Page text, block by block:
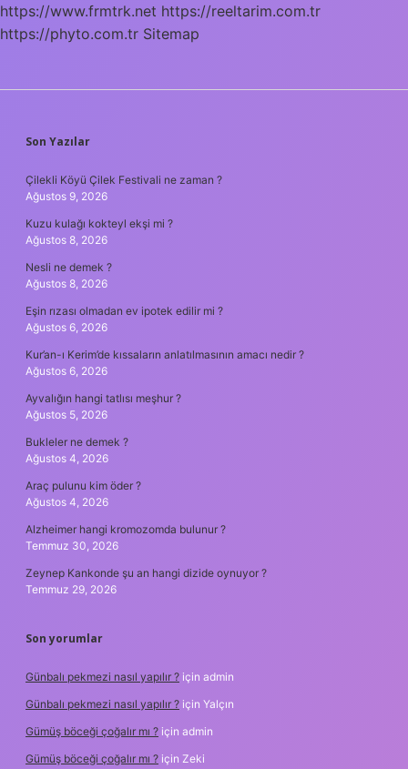
https://www.frmtrk.net https://reeltarim.com.tr
https://phyto.com.tr Sitemap
SIDEBAR
Son Yazılar
Çilekli Köyü Çilek Festivali ne zaman ?
Ağustos 9, 2026
Kuzu kulağı kokteyl ekşi mi ?
Ağustos 8, 2026
Nesli ne demek ?
Ağustos 8, 2026
Eşin rızası olmadan ev ipotek edilir mi ?
Ağustos 6, 2026
Kur’an-ı Kerim’de kıssaların anlatılmasının amacı nedir ?
Ağustos 6, 2026
Ayvalığın hangi tatlısı meşhur ?
Ağustos 5, 2026
Bukleler ne demek ?
Ağustos 4, 2026
Araç pulunu kim öder ?
Ağustos 4, 2026
Alzheimer hangi kromozomda bulunur ?
Temmuz 30, 2026
Zeynep Kankonde şu an hangi dizide oynuyor ?
Temmuz 29, 2026
Son yorumlar
Günbalı pekmezi nasıl yapılır ? için admin
Günbalı pekmezi nasıl yapılır ? için Yalçın
Gümüş böceği çoğalır mı ? için admin
Gümüş böceği çoğalır mı ? için Zeki